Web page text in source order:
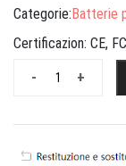
Categorie:Batterie
Certificazion: CE,
+
-